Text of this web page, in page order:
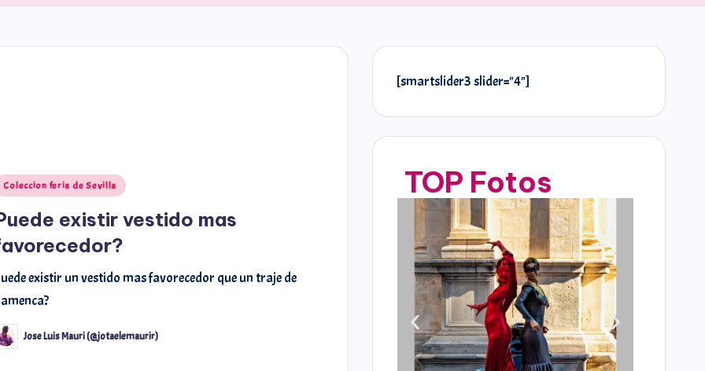
Coleccion feria de Sevilla
existir vestido mas
existir un vestido mas favorecedor que un traje de
Jose Luis Mauri (@jotaelemaurir)
[smartslider3 slider="4"]
TOP Fotos